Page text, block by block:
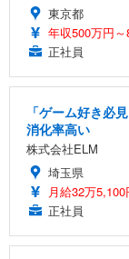
東京都
年収500万円
正社員
「ゲーム好き必
消化率高い
株式会社ELM
埼玉県
月給32万
正社員